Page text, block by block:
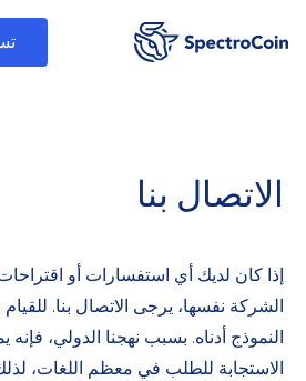
الاتصال بنا
إذا كان لديك أي استفسارات أو
الشركة نفسها، يرجى الاتصال بنا.
الاستجابة للطلب في معظم اللغات،